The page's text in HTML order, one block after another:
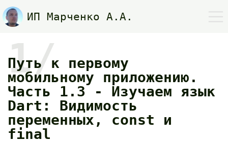
ИП Марченко А.А.
1/
Путь к первому
мобильному приложению.
Часть 1.3 - Изучаем язык
Dart: Видимость
переменных, const и
final